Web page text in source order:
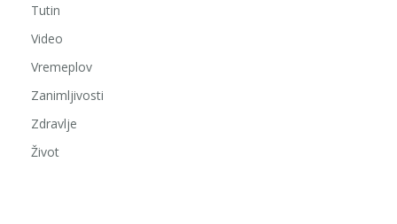
Tutin
Video
Vremeplov
Zanimljivosti
Zdravlje
Život